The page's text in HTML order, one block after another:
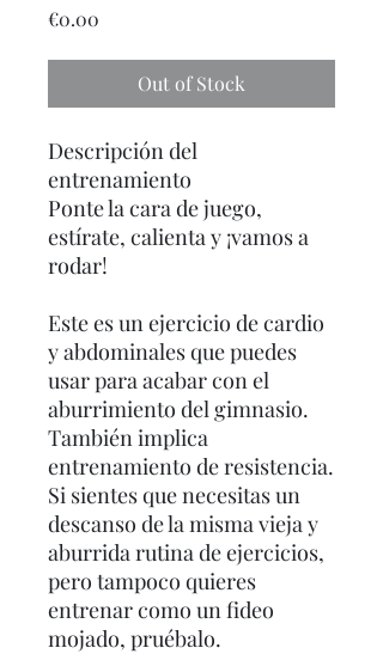
€0.00
Out of Stock
Descripción del
entrenamiento
Ponte la cara de juego,
estírate, calienta y ¡vamos a
rodar!
Este es un ejercicio de cardio
y abdominales que puedes
usar para acabar con el
aburrimiento del gimnasio.
También implica
entrenamiento de resistencia.
Si sientes que necesitas un
descanso de la misma vieja y
aburrida rutina de ejercicios,
pero tampoco quieres
entrenar como un fideo
mojado, pruébalo.